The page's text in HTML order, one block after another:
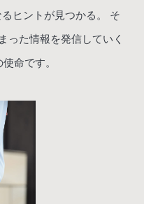
ヒントが見つかる。
そ
った情報を発信していく
命です。